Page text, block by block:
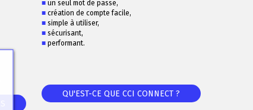
un seul mot de passe,
création de compte facile,
simple à utiliser,
sécurisant,
performant.
QU'EST-CE QUE CCI CONNECT ?